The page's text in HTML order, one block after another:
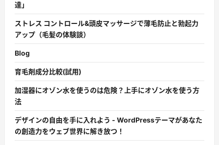
達」
ストレス コントロール&頭皮マッサージで薄毛防止と勃起力
アップ（毛髪の体験談）
Blog
育毛剤成分比較(試用)
加湿器にオゾン水を使うのは危険？上手にオゾン水を使う方
法
デザインの自由を手に入れよう - WordPressテーマがあなた
の創造力をウェブ世界に解き放つ！